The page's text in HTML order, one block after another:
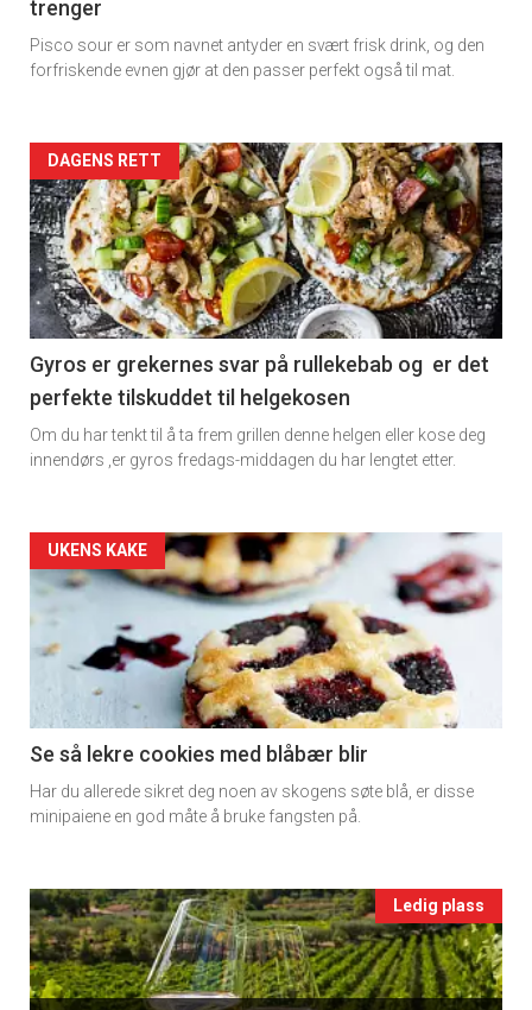
×
Få ukentlige nyhetsbrev fra
Apéritif
Vi tilbyr flere ukentlige nyhetsbrev. Du
kan fritt velge hvilke du ønsker å få
tilsendt.
Dagens
rett
trenger
Pisco sour er som navnet antyder en svært frisk drink, og den
forfriskende evnen gjør at den passer perfekt også til mat.
Artikler
detail
-
section
11
Dagens
rett
DAGENS RETT
Gyros er grekernes svar på rullekebab og er det
perfekte tilskuddet til helgekosen
Om du har tenkt til å ta frem grillen denne helgen eller kose deg
innendørs ,er gyros fredags-middagen du har lengtet etter.
Artikler
detail
-
section
11
Ukens
UKENS KAKE
Se så lekre cookies med blåbær blir
Har du allerede sikret deg noen av skogens søte blå, er disse
minipaiene en god måte å bruke fangsten på.
Events
single
Ledig plass